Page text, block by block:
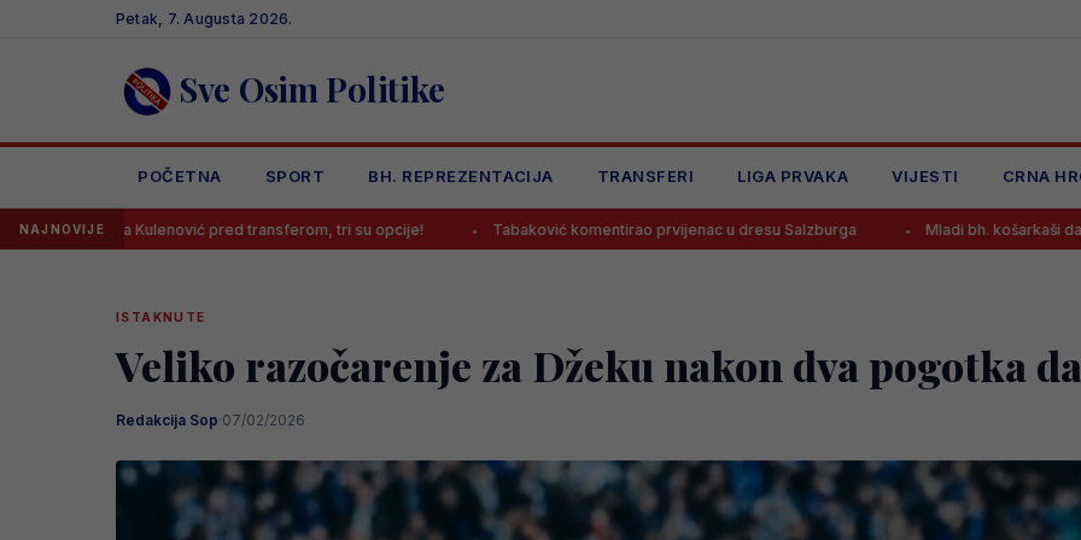
Petak, 7. Augusta 2026.
Sve Osim Politike
POČETNA SPORT BH. REPREZENTACIJA TRANSFERI LIGA PRVAKA VIJESTI CRNA
NAJNOVIJE
Kulenović pred transferom, tri su opcije! Tabaković komentirao prvijenac u dresu Salzburga Mladi bh. košarkaši danas traže novu
ISTAKNUTE
Veliko razočarenje za Džeku nakon dva pogotka
Redakcija Sop·07/02/2026